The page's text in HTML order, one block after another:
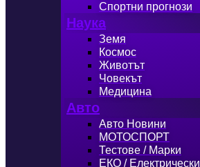
Спортни прогнози
Наука
Земя
Космос
Животът
Човекът
Медицина
Авто
Авто Новини
МОТОСПОРТ
Тестове / Марки
ЕКО / Електрически